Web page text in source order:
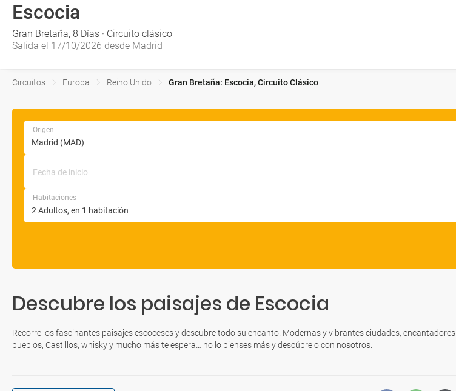
Escocia
Gran Bretaña, 8 Días · Circuito clásico
Salida el 17/10/2026 desde Madrid
Circuitos Europa Reino Unido Gran Bretaña: Escocia, Circuito Clásico
Origen
Fecha de inicio
Habitaciones
Descubre los paisajes de Escocia
Recorre los fascinantes paisajes escoceses y descubre todo su encanto. Modernas y vibrantes ciudades, encantadores
pueblos, Castillos, whisky y mucho más te espera… no lo pienses más y descúbrelo con nosotros.